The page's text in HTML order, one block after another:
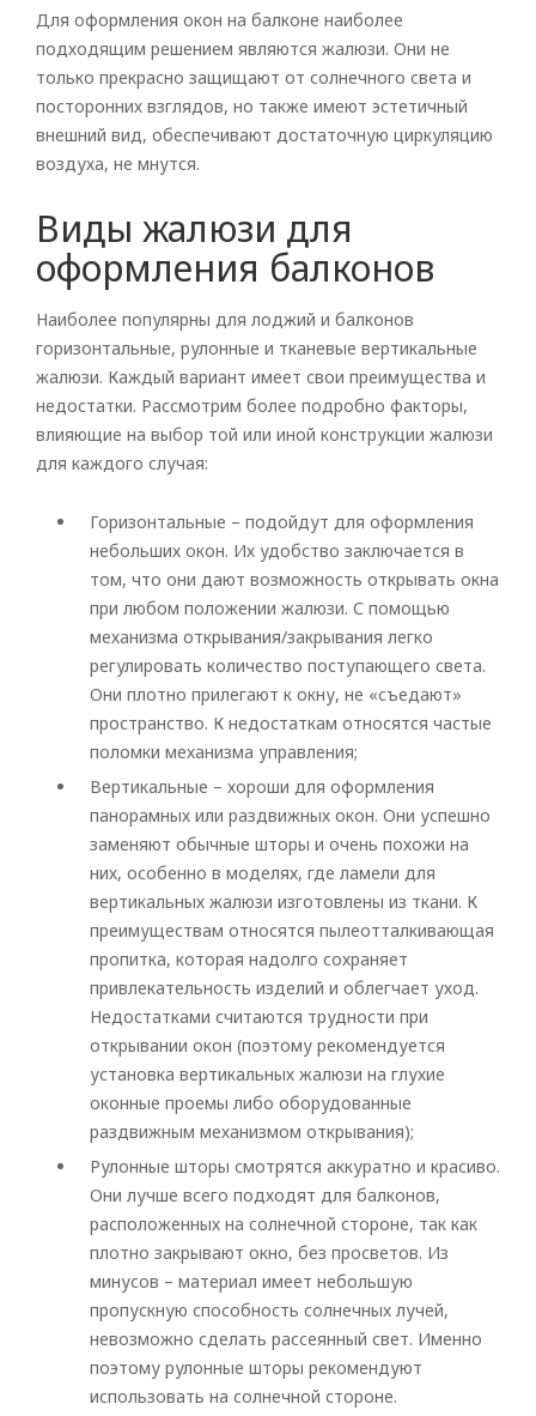
Рулонные
Вертикальные
Римские
Для оформления окон на балконе наиболее
подходящим решением являются жалюзи. Они не
только прекрасно защищают от солнечного света и
посторонних взглядов, но также имеют эстетичный
внешний вид, обеспечивают достаточную циркуляцию
воздуха, не мнутся.
Виды жалюзи для
оформления балконов
Наиболее популярны для лоджий и балконов
горизонтальные, рулонные и тканевые вертикальные
жалюзи. Каждый вариант имеет свои преимущества и
недостатки. Рассмотрим более подробно факторы,
влияющие на выбор той или иной конструкции жалюзи
для каждого случая:
Горизонтальные – подойдут для оформления
небольших окон. Их удобство заключается в
том, что они дают возможность открывать окна
при любом положении жалюзи. С помощью
механизма открывания/закрывания легко
регулировать количество поступающего света.
Они плотно прилегают к окну, не «съедают»
пространство. К недостаткам относятся частые
поломки механизма управления;
Вертикальные – хороши для оформления
панорамных или раздвижных окон. Они успешно
заменяют обычные шторы и очень похожи на
них, особенно в моделях, где ламели для
вертикальных жалюзи изготовлены из ткани. К
преимуществам относятся пылеотталкивающая
пропитка, которая надолго сохраняет
привлекательность изделий и облегчает уход.
Недостатками считаются трудности при
открывании окон (поэтому рекомендуется
установка вертикальных жалюзи на глухие
оконные проемы либо оборудованные
раздвижным механизмом открывания);
Рулонные шторы смотрятся аккуратно и красиво.
Они лучше всего подходят для балконов,
расположенных на солнечной стороне, так как
плотно закрывают окно, без просветов. Из
минусов – материал имеет небольшую
пропускную способность солнечных лучей,
невозможно сделать рассеянный свет. Именно
поэтому рулонные шторы рекомендуют
использовать на солнечной стороне.